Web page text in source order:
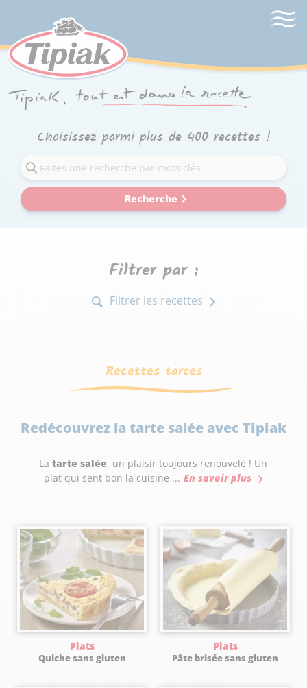
Choisissez parmi plus de 400 recettes !
Recherche
Filtrer par :
Filtrer les recettes
Recettes tartes
Redécouvrez la tarte salée avec Tipiak
La tarte salée, un plaisir toujours renouvelé ! Un
plat qui sent bon la cuisine ... En savoir plus
Plats
Quiche sans gluten
Plats
Pâte brisée sans gluten